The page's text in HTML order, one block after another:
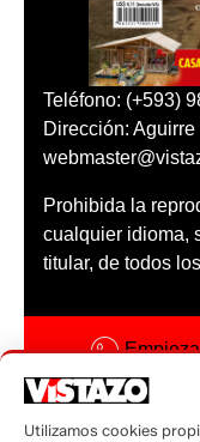
Teléfono: (+593)
Dirección:
Prohibida la
cualquier idioma,
titular, de todos
Código
Utilizamos cookies